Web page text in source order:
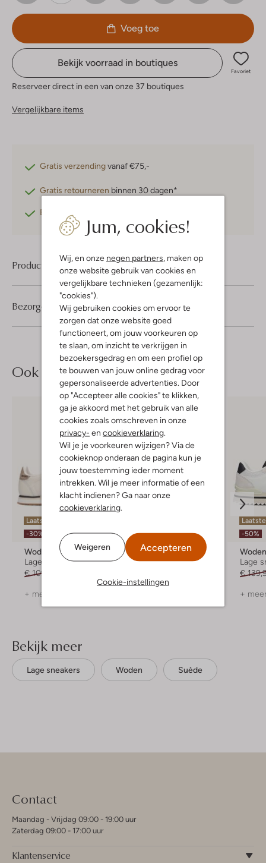
Jum, cookies!
Wij, en onze negen partners , maken op
onze website gebruik van cookies en
vergelijkbare technieken (gezamenlijk:
"cookies").
Wij gebruiken cookies om ervoor te
zorgen dat onze website goed
functioneert, om jouw voorkeuren op
te slaan, om inzicht te verkrijgen in
bezoekersgedrag en om een profiel op
te bouwen van jouw online gedrag voor
gepersonaliseerde advertenties. Door
op "Accepteer alle cookies" te klikken,
ga je akkoord met het gebruik van alle
cookies zoals omschreven in onze
privacy- en cookieverklaring
Wil je je voorkeuren wijzigen? Via de
cookieknop onderaan de pagina kun je
jouw toestemming ieder moment
intrekken. Wil je meer informatie of een
klacht indienen? Ga naar onze
cookieverklaring
Weigeren Accepteren
Cookie-instellingen
Voeg toe
Bekijk voorraad in boutiques
Favoriet
Reserveer direct in een van onze 37 boutiques
Vergelijkbare items
Gratis verzendingvanaf €75,-
Gratis retourneren binnen 30 dagen*
Betaal achteraf
Product informatie
Bezorgen & retourneren
Ook iets voor jou?
Laatste maten
-30%
Woden
Lage sneakers
€ 109,99
+ meer kleuren
-30%
Woden
Lage sneakers
-50%
Lage
€
+
Bekijk meer
Lage sneakers Woden Suède
Contact
Maandag - Vrijdag 09:00 - 19:00 uur
Zaterdag 09:00 - 17:00 uur
Klantenservice